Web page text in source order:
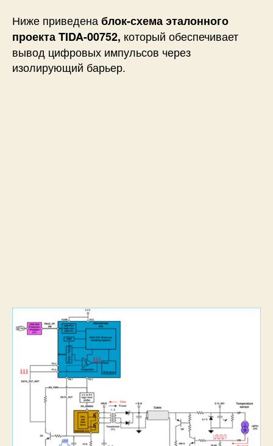
Ниже приведенаблок-схема эталонного
проекта TIDA-00752, который обеспечивает
вывод цифровых импульсов через
изолирующий барьер.